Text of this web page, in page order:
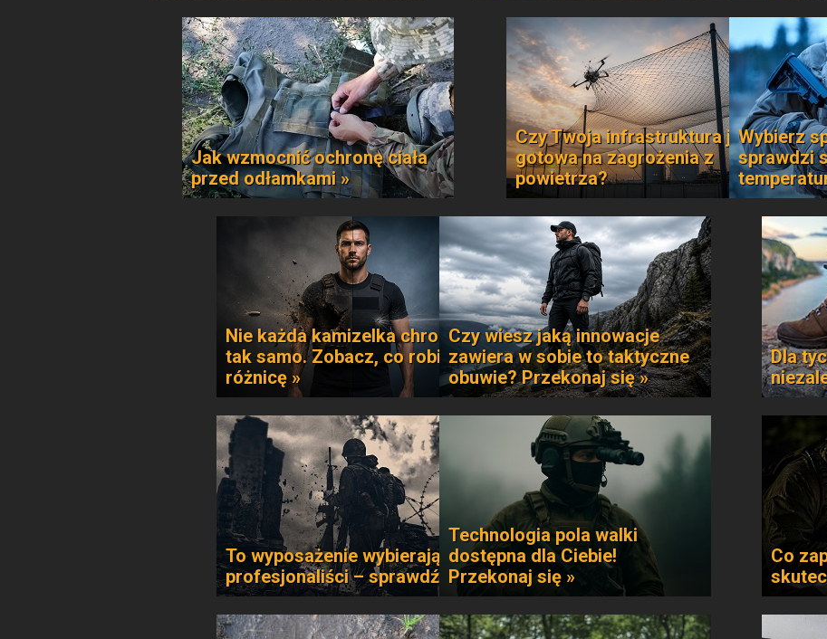
Jak wzmocnić ochronę ciała
przed odłamkami »
Czy Twoja infrastruktura jest
gotowa na zagrożenia z
powietrza?
Wybierz
sprawdzi
Nie każda kamizelka chroni
tak samo. Zobacz, co robi
różnicę »
Czy wiesz jaką innowacje
zawiera w sobie to taktyczne
obuwie? Przekonaj się »
Dla
To wyposażenie wybierają
profesjonaliści – sprawdź »
Technologia pola walki
dostępna dla Ciebie!
Przekonaj się »
Co